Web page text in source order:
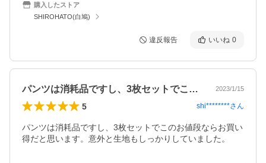
購入したストア
SHIROHATO(白鳩)
違反報告 いいね 0
パンツは消耗品ですし、3枚セットでこの… 2023/1/15
5 shi********さん
パンツは消耗品ですし、3枚セットでこのお値段ならお買い
得だと思います。意外と生地もしっかりしていました。